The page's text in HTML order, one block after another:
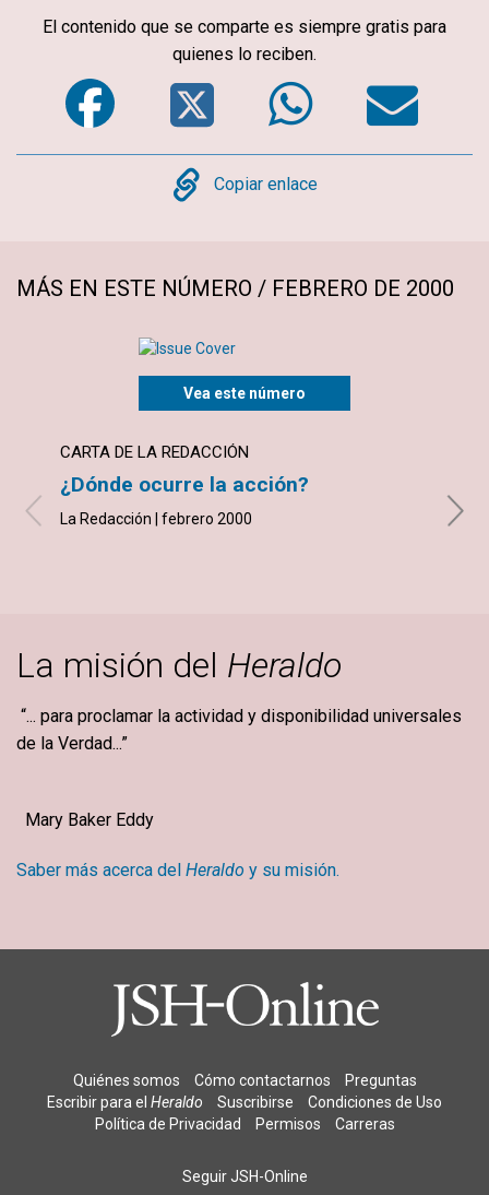
El contenido que se comparte es siempre gratis para
quienes lo reciben.
Facebook
Twitter
Copy
Copiar enlace
MÁS EN ESTE NÚMERO / FEBRERO DE 2000
Vea este número
CARTA DE LA REDACCIÓN
¿Dónde ocurre la acción?
La Redacción | febrero 2000
La misión del Heraldo
“... para proclamar la actividad y disponibilidad universales
de la Verdad...”
Mary Baker Eddy
Saber más acerca del Heraldo y su misión.
Quiénes somos Cómo contactarnos
Preguntas
Escribir para el Heraldo Suscribirse
Condiciones de Uso
Política de Privacidad
Permisos Carreras
Seguir JSH-Online